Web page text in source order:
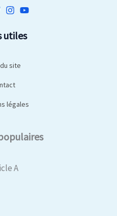
utiles
site
légales
A